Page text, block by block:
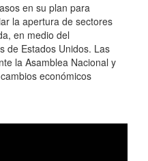
en su plan para
la apertura de sectores
en medio del
de Estados Unidos. Las
la Asamblea Nacional y
económicos